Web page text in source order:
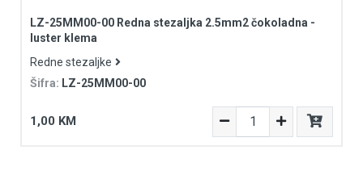
LZ-25MM00-00 Redna stezaljka 2.5mm2 čokoladna -
luster klema
Redne stezaljke
Šifra: LZ-25MM00-00
1,00 KM